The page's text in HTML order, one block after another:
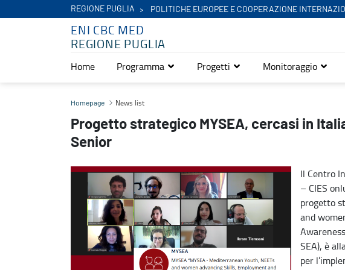
REGIONE PUGLIA POLITICHE EUROPEE E COOPERAZIONE
ENI CBC MED
REGIONE PUGLIA
Home Programma Progetti Monitoraggio
Progetto strategico MYSEA, cercasi in Italia un Project Manager Senior - Eni Cbc Med
Homepage News list
Progetto strategico MYSEA, cercasi in
Senior
Il Centro
– CIES
progetto
and
SEA), è
per